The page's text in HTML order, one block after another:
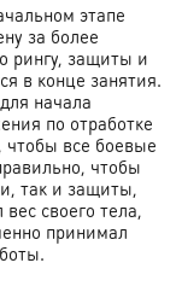
этапе
за более
рингу, защиты и
в конце занятия.
начала
по отработке
чтобы все боевые
чтобы
так и защиты,
своего тела,
принимал